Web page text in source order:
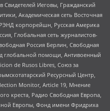
Иеговы, Гражданский
Академическая сеть Восточная
корпорейшн, Русская Америка
Глобальная сеть журналистов-
Россия Берлин, Свободная
глобальной помощи, Антивоенный
de Rusos Libres, Союз за
Ресурсный Центр,
Monitor, Article 19, Мнение
креста, Радио Свободная Европа,
Европы, Фонд имени Фридриха